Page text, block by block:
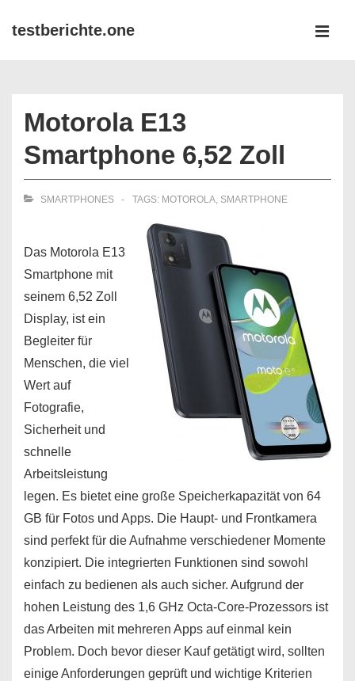
Zumtestberichte.one
Motorola E13
Smartphone 6,52 Zoll
SMARTPHONES TAGS: MOTOROLA, SMARTPHONE
Das Motorola E13
Smartphone mit
seinem 6,52 Zoll
Display, ist ein
Begleiter für
Menschen, die viel
Wert auf
Fotografie,
Sicherheit und
schnelle
Arbeitsleistung
legen. Es bietet eine große Speicherkapazität von 64
GB für Fotos und Apps. Die Haupt- und Frontkamera
sind perfekt für die Aufnahme verschiedener Momente
konzipiert. Die integrierten Funktionen sind sowohl
einfach zu bedienen als auch sicher. Aufgrund der
hohen Leistung des 1,6 GHz Octa-Core-Prozessors ist
das Arbeiten mit mehreren Apps auf einmal kein
Problem. Doch bevor dieser Kauf getätigt wird, sollten
einige Anforderungen geprüft und wichtige Kriterien